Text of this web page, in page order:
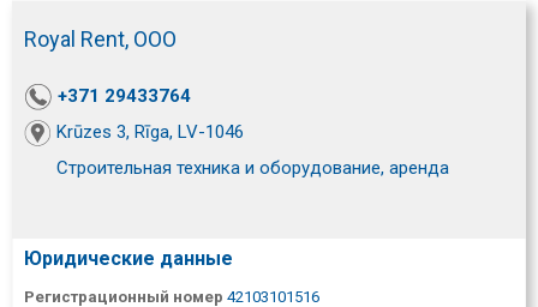
Royal Rent, ООО
+371 29433764
Krūzes 3, Rīga, LV-1046
Строительная техника и оборудование, аренда
Юридические данные
Регистрационный номер 42103101516